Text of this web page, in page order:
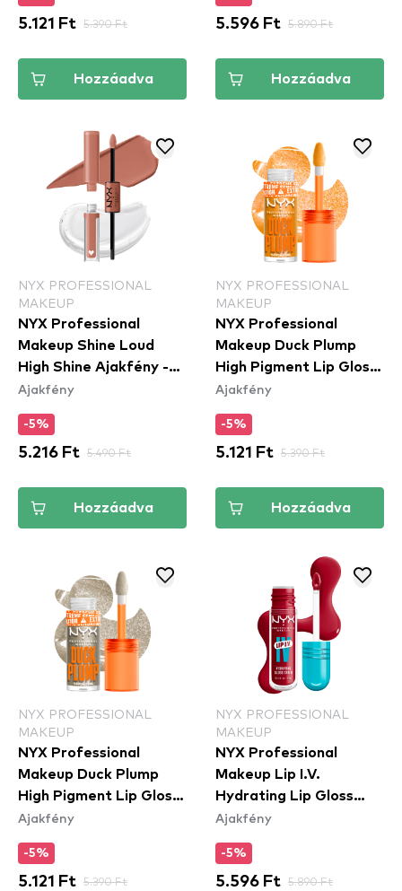
5.121 Ft 5.390 Ft
Hozzáadva
5.596 Ft 5.890 Ft
Hozzáadva
NYX PROFESSIONAL
MAKEUP
NYX Professional
Makeup Shine Loud
High Shine Ajakfény -
07 Global Citizen
Ajakfény
-5%
5.216 Ft 5.490 Ft
Hozzáadva
NYX PROFESSIONAL
MAKEUP
NYX Professional
Makeup Duck Plump
High Pigment Lip Gloss
- 22 Flippin' Slime
Ajakfény
-5%
5.121 Ft 5.390 Ft
Hozzáadva
NYX PROFESSIONAL
MAKEUP
NYX Professional
Makeup Duck Plump
High Pigment Lip Gloss
- 20 Quazy Silver
Ajakfény
-5%
5.121 Ft 5.390 Ft
NYX PROFESSIONAL
MAKEUP
NYX Professional
Makeup Lip I.V.
Hydrating Lip Gloss
Stain - 11 Red-y Set
Ajakfény
-5%
5.596 Ft 5.890 Ft